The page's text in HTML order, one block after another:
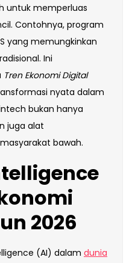
untuk memperluas
Contohnya, program
yang memungkinkan
Ini
Tren Ekonomi Digital
nyata dalam
bukan hanya
juga alat
bawah.
2026
(AI) dalam dunia